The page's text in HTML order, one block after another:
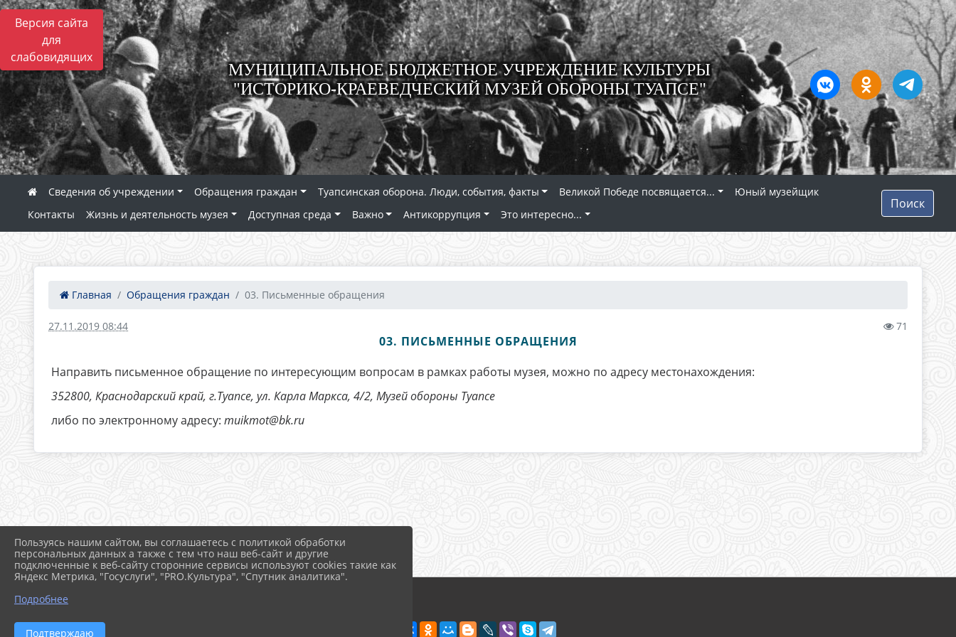
Версия сайта
для
слабовидящих
МУНИЦИПАЛЬНОЕ БЮДЖЕТНОЕ УЧРЕЖДЕНИЕ КУЛЬТУРЫ
"ИСТОРИКО-КРАЕВЕДЧЕСКИЙ МУЗЕЙ ОБОРОНЫ ТУАПСЕ"
Сведения об учреждении Обращения граждан Туапсинская оборона. Люди, события, факты Великой Победе посвящается...
Юный музейщик
Контакты
Жизнь и деятельность музея Доступная среда Важно Антикоррупция Это интересно...
Поиск
Главная Обращения граждан 03. Письменные обращения
27.11.2019 08:44 71
03. ПИСЬМЕННЫЕ ОБРАЩЕНИЯ
Направить письменное обращение по интересующим вопросам в рамках работы музея, можно по адресу местонахождения:
352800, Краснодарский край, г.Туапсе, ул. Карла Маркса, 4/2, Музей обороны Туапсе
либо по электронному адресу: muikmot@bk.ru
Пользуясь нашим сайтом, вы соглашаетесь с политикой обработки
персональных данных а также с тем что наш веб-сайт и другие
подключенные к веб-сайту сторонние сервисы используют cookies такие как
Яндекс Метрика, "Госуслуги", "PRO.Культура", "Спутник аналитика".
Подробнее
Подтверждаю